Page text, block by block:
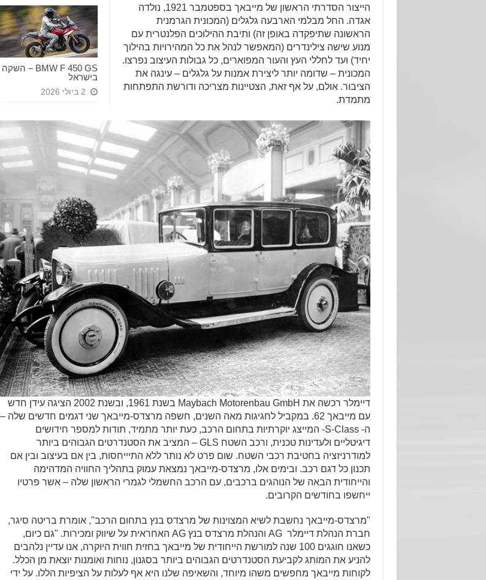
BMW F 450 GS – השקה
בישראל
2 ביולי 2026
הייצור הסדרתי הראשון של מייבאך בספטמבר 1921, נולדה
אגדה. החל מבלמי הארבעה גלגלים (המכונית הגרמנית
הראשונה שתיפקדה באופן זה) ותיבת ההילוכים הפלנטרית עם
מנוע שישה צילינדרים (המאפשר לנהל את כל המהירויות בהילוך
יחיד) ועד לחללי העץ והעור המפוארים, כל גבולות העיצוב נפרצו.
המכונית – שדומה יותר ליצירת אמנות על גלגלים – עינגה את
הציבור. אולם, על אף זאת, הצטיינות מצריכה ודורשת התפתחות
מתמדת.
דיימלר רכשה את Maybach Motorenbau GmbH בשנת 1961, ובשנת 2002 הציגה עידן חדש
עם מייבאך 62. במקביל לחגיגות מאה השנים, חשפה מרצדס-מייבאך שני דגמים חדשים שלה –
ה- S-Class- המייצג יוקרתיות בתחום הרכב, כעת יותר מתמיד, תודות למספר חידושים
דיגיטליים ולעדינות טכנית, ורכב השטח GLS – המציב את הסטנדרטים הגבוהים ביותר
למודרניזציה בחטיבת רכבי השטח. שום פרט לא נותר ללא התיייחסות, בין אם בעיצוב ובין אם
תכנון כל דגם רכב. ובימים אלו, מרצדס-מייבאך נמצאת עמוק בתהליך החוויה המדהימה
והייחודית הבאה של הנוהגים ברכבים, עם הרכב החשמלי לגמרי הראשון שלה – אשר פרטיו
ייחשפו בחודשים הקרובים.
"מרצדס-מייבאך נחשבת לשיא המצוינות של מרצדס בנץ בתחום הרכב", אומרת בריטה סיגר,
חברת הנהלת דיימלר AG והנהלת מרצדס בנץ AG האחראית על שיווק ומכירות. "גם כיום,
כשאנו חוגגים 100 שנה למורשת הייחודית של מייבאך בחזית חווית היוקרה, אנו עדיין נלהבים
להניע את המותג לקביעת הסטנדרטים הגבוהים ביותר בסגנון, נוחות ואומנות יוצאת מן הכלל.
לקוחות מייבאך מחפשים משהו מיוחד, והשאיפה שלנו היא אף לעלות על הציפיות הללו. על ידי